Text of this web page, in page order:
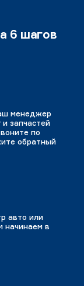
6 шагов
менеджер
и запчастей
по
обратный
авто или
начинаем в